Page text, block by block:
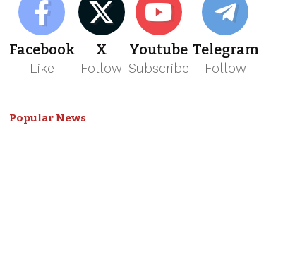
Facebook
Like
X
Follow
Youtube
Subscribe
Telegram
Follow
Popular News